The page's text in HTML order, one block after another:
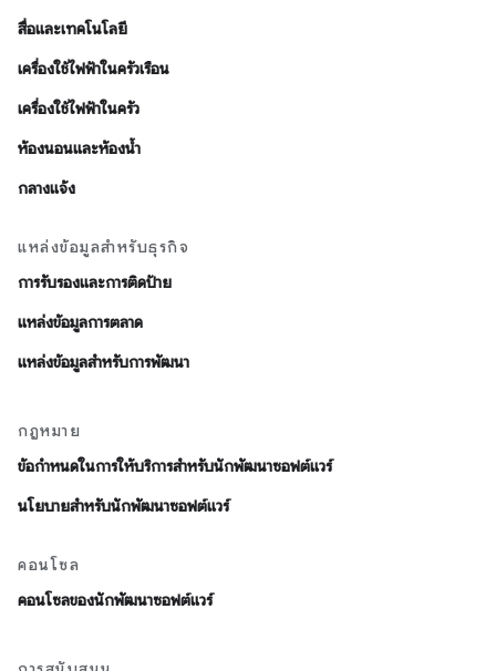
สื่อและเทคโนโลยี
เครื่องใช้ไฟฟ้าในครัวเรือน
เครื่องใช้ไฟฟ้าในครัว
ห้องนอนและห้องน้ำ
กลางแจ้ง
แหล่งข้อมูลสำหรับธุรกิจ
การรับรองและการติดป้าย
แหล่งข้อมูลการตลาด
แหล่งข้อมูลสำหรับการพัฒนา
กฎหมาย
ข้อกำหนดในการให้บริการสำหรับนักพัฒนาซอฟต์แวร์
นโยบายสำหรับนักพัฒนาซอฟต์แวร์
คอนโซล
คอนโซลของนักพัฒนาซอฟต์แวร์